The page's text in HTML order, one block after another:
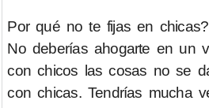
Por qué no te fijas en
No deberías ahogarte en un
con chicos las cosas no se
con chicas. Tendrías mucha